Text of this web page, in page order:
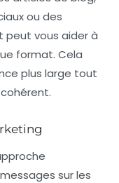
ou des
peut vous aider à
format. Cela
plus large tout
sur les